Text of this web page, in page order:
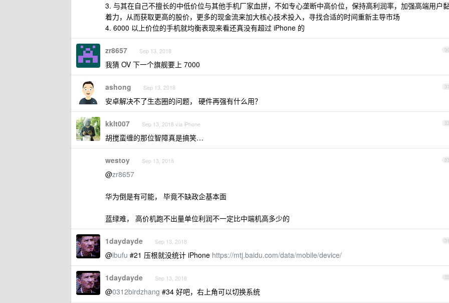
3. 与其在自己不擅长的中低价位与其他手机厂家血拼，不如专心垄断中高价位，保持高利润率，加强高端用户
着力，从而获取更高的股价，更多的现金流来加大核心技术投入，寻找合适的时间重新主导市场
4. 6000 以上价位的手机就均衡表现来看还真没有超过 iPhone 的
30
zr8657 Sep 13, 2018
我猜 OV 下一个旗舰要上 7000
31
ashong Sep 13, 2018
安卓解决不了生态圈的问题， 硬件再强有什么用？
32
kklt007 Sep 13, 2018 via iPhone
胡搅蛮缠的那位智障真是搞笑…
33
westoy Sep 13, 2018
@zr8657
华为倒是有可能， 毕竟不缺政企基本面
蓝绿难， 高价机跑不出量单位利润不一定比中端机高多少的
34
1daydayde Sep 13, 2018
@ibufu #21 压根就没统计 iPhone https://mtj.baidu.com/data/mobile/device/
35
1daydayde Sep 13, 2018
@0312birdzhang #34 好吧，右上角可以切换系统